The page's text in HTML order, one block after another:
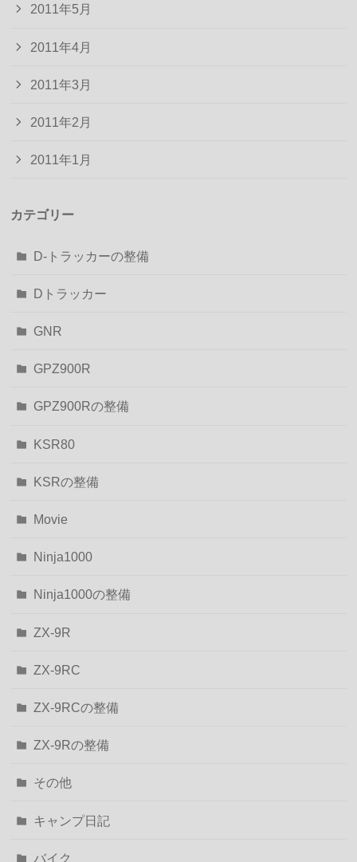
2011年5月
2011年4月
2011年3月
2011年2月
2011年1月
カテゴリー
D-トラッカーの整備
Dトラッカー
GNR
GPZ900R
GPZ900Rの整備
KSR80
KSRの整備
Movie
Ninja1000
Ninja1000の整備
ZX-9R
ZX-9RC
ZX-9RCの整備
ZX-9Rの整備
その他
キャンプ日記
バイク